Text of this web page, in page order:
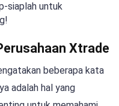
siaplah untuk
Xtrade
beberapa kata
adalah hal yang